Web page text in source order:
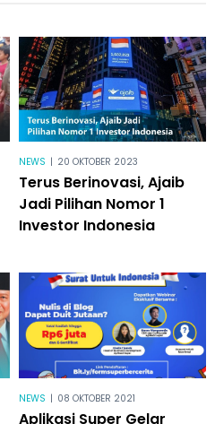
NEWS | 20 OKTOBER 2023
Terus Berinovasi, Ajaib
Jadi Pilihan Nomor 1
Investor Indonesia
NEWS | 08 OKTOBER 2021
Aplikasi Super Gelar